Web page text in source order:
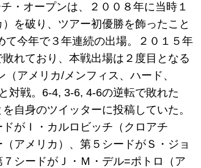
・オープンは、２００８年に当時１
を破り、ツアー初優勝を飾ったこと
今年で３年連続の出場。２０１５年
れており、本戦出場は２度目となる
アメリカ/メンフィス、ハード、
対戦。6-4, 3-6, 4-6の逆転で敗れた
自身のツイッターに投稿していた。
がＩ・カルロビッチ（クロアチ
アメリカ）、第５シードがＳ・ジョ
シードがＪ・Ｍ・デル=ポトロ（ア